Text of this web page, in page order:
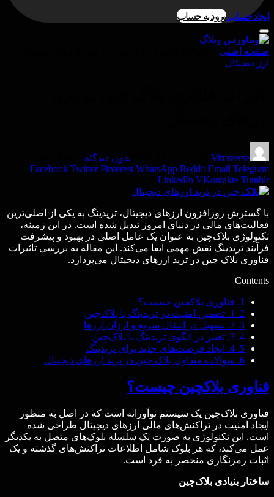
ایجاد حسابورود به حساب
صفحه اصلی
ارز دیجیتال
Vittaverse بدون دیدگاه
Facebook Twitter Pinterest WhatsApp Reddit Email Telegram
LinkedIn VKontakte Tumblr
با گسترش روزافزون ارزهای دیجیتال، تریدینگ به یکی از اصلی‌ترین
فعالیت‌های مالی در دنیای امروز تبدیل شده است. در این زمینه،
تکنولوژی بلاک‌چین به عنوان یک عامل اصلی در بهبود و پیشرفت
فرآیند تریدینگ نقش مهمی ایفا می‌کند. این مقاله به بررسی تاثیرات
فناوری بلاک‌ چین در ترید ارزهای دیجیتال می‌پردازد.
Contents
1. فناوری بلاکچین چیست؟
2.
3.
4.
5.
6. سوالات متداول بلاک‌ چین در ترید ارزهای دیجیتال
فناوری بلاکچین چیست؟
فناوری بلاک‌چین یک سیستم نوآورانه است که در اصل به منظور
ایجاد امنیت در تراکنش‌های مالی ارزهای دیجیتال طراحی شده
است. این تکنولوژی به صورت یک سلسله بلوک‌های متصل به یکدیگر
عمل می‌کند، که هر بلوک شامل اطلاعات تراکنش‌های گذشته و یک
اثبات رمزنگاری منحصر به فرد است.
ساختار بنیادی بلاک‌چین